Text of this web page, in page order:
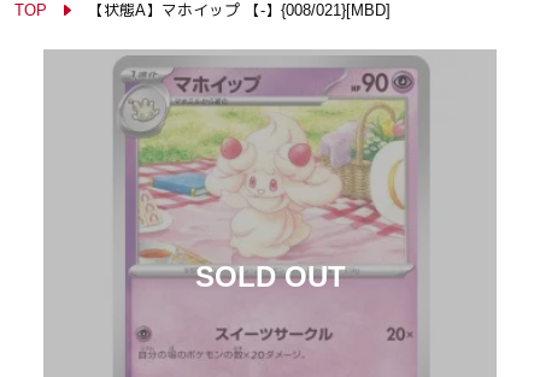
TOP 【状態A】マホイップ 【-】{008/021}[MBD]